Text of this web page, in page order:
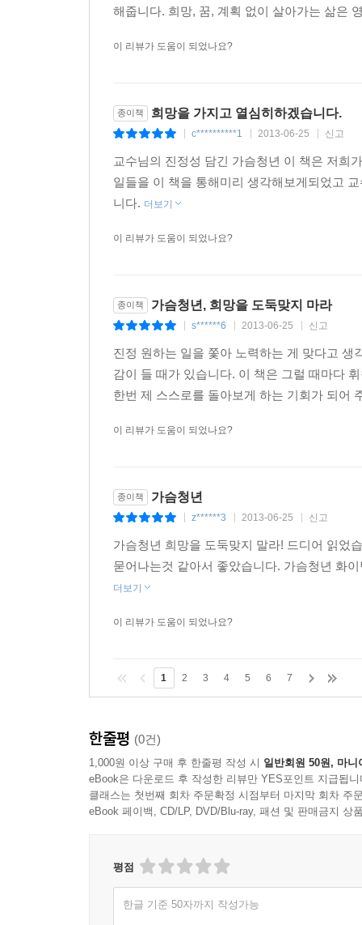
해줍니다. 희망, 꿈, 계획 없이 살아가는 삶은
이 리뷰가 도움이 되었나요?
종이책 희망을 가지고 열심히하겠습니다.
c**********1 2013-06-25 신고
교수님의 진정성 담긴 가슴청년 이 책은 저희
일들을 이 책을 통해미리 생각해보게되었고
니다. 더보기
이 리뷰가 도움이 되었나요?
종이책 가슴청년, 희망을 도둑맞지 마라
s******6 2013-06-25 신고
진정 원하는 일을 쫓아 노력하는 게 맞다고
감이 들 때가 있습니다. 이 책은 그럴 때마다
한번 제 스스로를 돌아보게 하는 기회가 되어
이 리뷰가 도움이 되었나요?
종이책 가슴청년
z******3 2013-06-25 신고
가슴청년 희망을 도둑맞지 말라! 드디어 읽었
묻어나는것 같아서 좋았습니다. 가슴청년 화
더보기
이 리뷰가 도움이 되었나요?
1 2 3 4 5 6 7
한줄평 (0건)
1,000원 이상 구매 후 한줄평 작성 시 일반회원 50원, 마니
eBook은 다운로드 후 작성한 리뷰만 YES포인트 지급됩니
클래스는 첫번째 회차 주문확정 시점부터 마지막 회차 주
eBook 페이백, CD/LP, DVD/Blu-ray, 패션 및 판매금지 상
평점
한글 기준 50자까지 작성가능